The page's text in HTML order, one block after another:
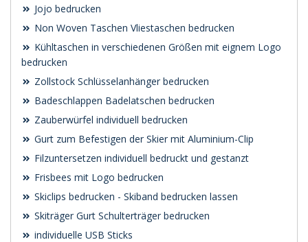
Jojo bedrucken
Non Woven Taschen Vliestaschen bedrucken
Kühltaschen in verschiedenen Größen mit eignem Logo
bedrucken
Zollstock Schlüsselanhänger bedrucken
Badeschlappen Badelatschen bedrucken
Zauberwürfel individuell bedrucken
Gurt zum Befestigen der Skier mit Aluminium-Clip
Filzuntersetzen individuell bedruckt und gestanzt
Frisbees mit Logo bedrucken
Skiclips bedrucken - Skiband bedrucken lassen
Skiträger Gurt Schulterträger bedrucken
individuelle USB Sticks